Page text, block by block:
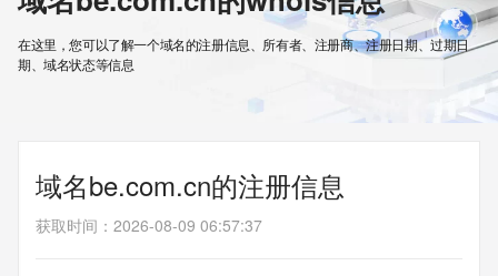
在这里，您可以了解一个域名的注册信息、所有者、注册商、注册日期、过期日
期、域名状态等信息
域名be.com.cn的注册信息
获取时间 ： 2026-08-09 06:57:37